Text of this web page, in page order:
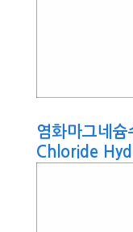
염화마그네
Chloride